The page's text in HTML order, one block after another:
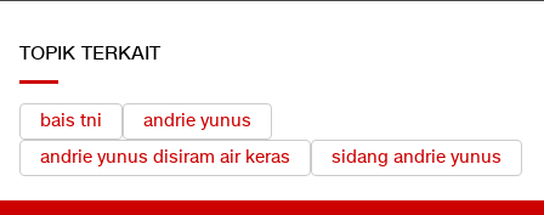
TOPIK TERKAIT
bais tni
andrie yunus
andrie yunus disiram air keras
sidang andrie yunus